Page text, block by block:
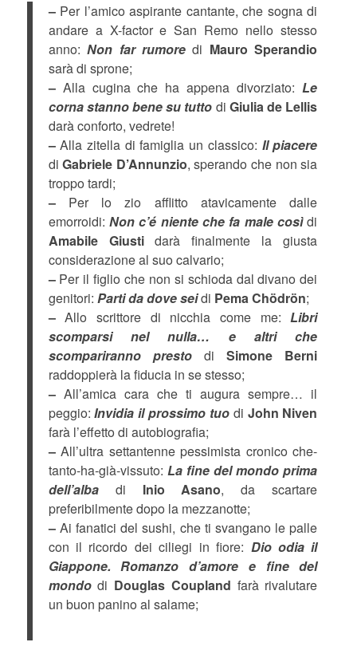
–Per l’amico aspirante cantante, che sogna di
andare a X-factor e San Remo nello stesso
anno:Non far rumore di Mauro Sperandio
sarà di sprone;
–Alla cugina che ha appena divorziato:Le
corna stanno bene su tutto di Giulia de Lellis
darà conforto, vedrete!
–Alla zitella di famiglia un classico: Il piacere
diGabriele D’Annunzio, sperando che non sia
troppo tardi;
–Per lo zio afflitto atavicamente dalle
emorroidi: Non c’é niente che fa male così di
Amabile Giustidarà finalmente la giusta
considerazione al suo calvario;
–Per il figlio che non si schioda dal divano dei
genitori: Parti da dove seidi Pema Chödrön;
–Allo scrittore di nicchia come me:Libri
scomparsi nel nulla… e altri che
scompariranno presto
diSimone Berni
raddoppierà la fiducia in se stesso;
–All’amica cara che ti augura sempre… il
peggio:Invidia il prossimo tuodi John Niven
farà l’effetto di autobiografia;
–All’ultra settantenne pessimista cronico che-
tanto-ha-già-vissuto: La fine del mondo prima
dell’albadi Inio Asano, da scartare
preferibilmente dopo la mezzanotte;
–Ai fanatici del sushi, che ti svangano le palle
con il ricordo dei ciliegi in fiore: Dio odia il
Giappone. Romanzo d’amore e fine del
mondodi Douglas Coupland farà rivalutare
un buon panino al salame;